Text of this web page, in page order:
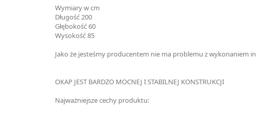
Wymiary w cm
Długość 200
Głębokość 60
Wysokość 85
Jako że jesteśmy producentem nie ma problemu z wykonaniem
OKAP JEST BARDZO MOCNEJ I STABILNEJ KONSTRUKCJI
Najważniejsze cechy produktu: